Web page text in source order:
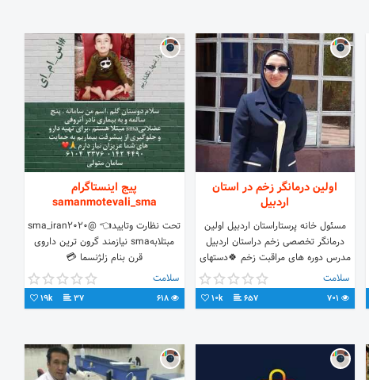
اولین درمانگر زخم در استان
اردبیل
مسئول خانه پرستاراستان اردبیل اولین
درمانگر تخصصی زخم دراستان اردبیل
مدرس دوره های مراقبت زخم 🍀دستهای
من مرهمی بر زخم های شما 🍀سلامت
701
657
10k
پیج اینستاگرام
samanmotevali_sma
تحت نظارت وتایید👈 @sma_iran2020
مبتلابهsma نیازمند گرون ترین داروی
قرن بنام زلژنسما 💳
6104337601424490 💳
6063731110698488
IR680600440602510628986001شبا
سلامت
618
37
19k